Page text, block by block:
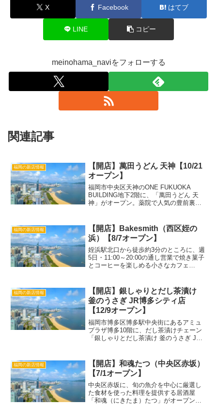
X Facebook はてブ
LINE コピー
meinohama_naviをフォローする
関連記事
福岡の新店情報
【開店】萬田うどん 天神【10/21
オープン】
福岡市中央区天神のONE FUKUOKA
BUILDING地下2階に、「萬田うどん 天
神」がオープン。薬院で人気の豊前裏打
いうどんと揚げたての天ぷらが楽しめ、
天神限定...
福岡の新店情報
【開店】Bakesmith（西区姪の
浜）【8/7オープン】
姪浜駅北口から徒歩約3分のところに、週
5日・11:00～20:00の通し営業で焼き菓子
とコーヒーを楽しめる小さなカフェ
Bakesmith(@bakesm...
福岡の新店情報
【開店】銀しゃりとだし茶漬け
釜のうさぎ JR博多シティ店
【12/9オープン】
福岡市博多区博多駅中央街にあるアミュ
プラザ博多10階に、だし茶漬けチェーン
「銀しゃりとだし茶漬け 釜のうさぎ JR
ゃりを中心に、様々なバリエーションが
楽しめる店とのこと...
福岡の新店情報
【開店】和魂たつ（中央区赤坂）
【7/1オープン】
中央区赤坂に、旬の魚介を中心に厳選し
た食材を使った料理を提供する居酒屋
「和魂（にきたま）たつ」がオープン。